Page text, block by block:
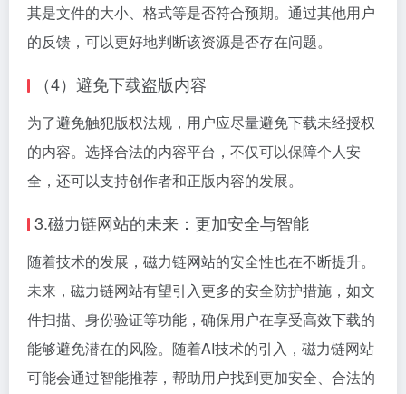
其是文件的大小、格式等是否符合预期。通过其他用户
的反馈，可以更好地判断该资源是否存在问题。
（4）避免下载盗版内容
为了避免触犯版权法规，用户应尽量避免下载未经授权
的内容。选择合法的内容平台，不仅可以保障个人安
全，还可以支持创作者和正版内容的发展。
3.磁力链网站的未来：更加安全与智能
随着技术的发展，磁力链网站的安全性也在不断提升。
未来，磁力链网站有望引入更多的安全防护措施，如文
件扫描、身份验证等功能，确保用户在享受高效下载的
能够避免潜在的风险。随着AI技术的引入，磁力链网站
可能会通过智能推荐，帮助用户找到更加安全、合法的